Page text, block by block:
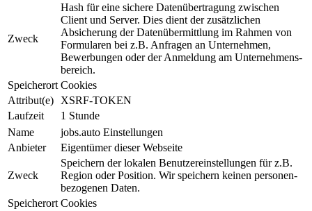
Zweck
Hash für eine sichere Da­ten­über­tra­gung zwischen
Client und Ser­ver. Dies dient der zu­sätz­li­chen
Absicherung der Daten­über­mit­tlung im Rahmen von
For­mu­la­ren bei z.B. Anfragen an Unter­neh­men,
Bewerbungen oder der An­mel­dung am Un­ter­neh­mens­
be­reich.
Speicherort Cookies
Attribut(e)
XSRF-TOKEN
Laufzeit
1 Stunde
Name
jobs.auto Einstellungen
Anbieter
Eigentümer dieser Webseite
Zweck
Speichern der lokalen Be­nut­zer­ein­stel­lun­gen für z.B.
Region oder Position. Wir speichern keinen per­so­nen­
be­zo­ge­nen Daten.
Speicherort Cookies